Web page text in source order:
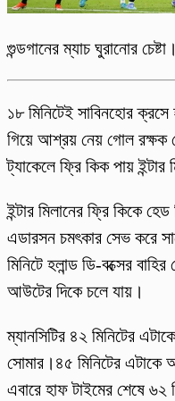
গুন্ডগানের ম্যাচ ঘুরানোর
১৮ মিনিটেই সাবিনহোর
গিয়ে আশ্রয় নেয় গোল রক্ষক
ট্যাকেলে ফ্রি কিক পায় ইন্টার
ইন্টার মিলানের ফ্রি কিকে
এডারসন চমৎকার সেভ করে
মিনিটে হলান্ড ডি-বক্সের
আউটের দিকে চলে যায়।
ম্যানসিটির ৪২ মিনিটের
সোমার।৪৫ মিনিটের এটাকে
এবারে হাফ টাইমের শেষে